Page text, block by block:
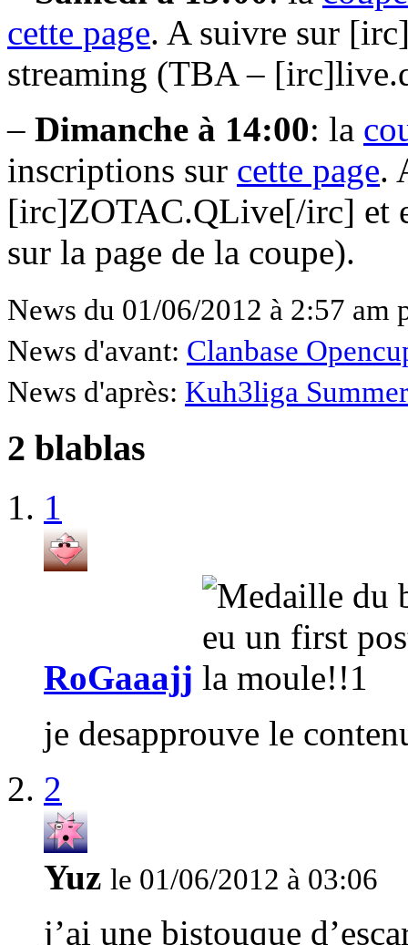
cette page. A suivre sur
streaming (TBA –
– Dimanche à 14:00: la
inscriptions sur cette page.
[irc]ZOTAC.QLive[/irc] et
sur la page de la coupe).
News du 01/06/2012 à 2:57 am
News d'avant: Clanbase
News d'après: Kuh3liga
2 blablas
1
RoGaaajj
je desapprouve le
2
Yuz le 01/06/2012 à 03:06
j’ai une bistouque